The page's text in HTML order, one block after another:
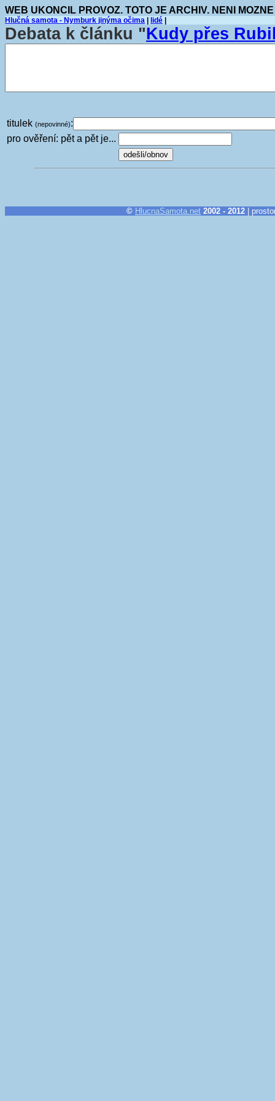
WEB UKONCIL PROVOZ. TOTO JE ARCHIV. NENI
Hlučná samota - Nymburk jinýma očima lidé
Debata k článku "Kudy přes
titulek (nepovinné):
pro ověření: pět a pět je...
© HlucnaSamota.net 2002 - 2012 |